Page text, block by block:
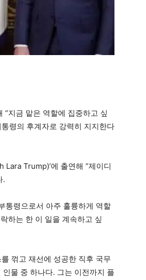
지금 맡은 역할에 집중하고 싶
령의 후계자로 강력히 지지한다
Trump)’에 출연해 “제이디
.
통령으로서 아주 훌륭하게 역할
하는 한 이 일을 계속하고 싶
꺾고 재선에 성공한 직후 국무
물 중 하나다. 그는 이전까지 플